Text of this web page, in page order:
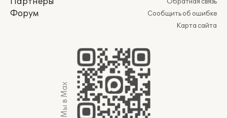
Форум
Сообщить об ошибке
Карта сайта
Мы в Max